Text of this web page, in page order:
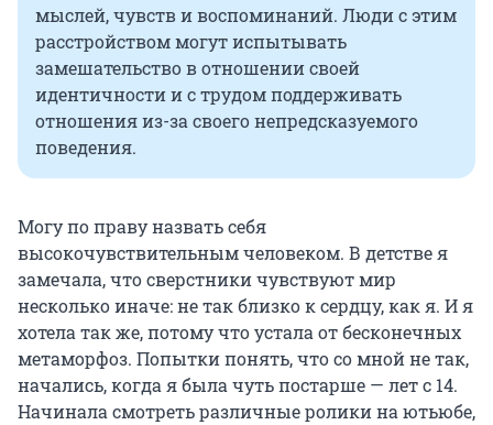
мыслей, чувств и воспоминаний. Люди с этим
расстройством могут испытывать
замешательство в отношении своей
идентичности и с трудом поддерживать
отношения из-за своего непредсказуемого
поведения.
Могу по праву назвать себя
высокочувствительным человеком. В детстве я
замечала, что сверстники чувствуют мир
несколько иначе: не так близко к сердцу, как я. И я
хотела так же, потому что устала от бесконечных
метаморфоз. Попытки понять, что со мной не так,
начались, когда я была чуть постарше — лет с 14.
Начинала смотреть различные ролики на ютьюбе,